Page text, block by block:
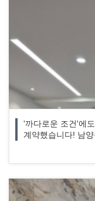
'까다로운 조건'에
계약했습니다! 남